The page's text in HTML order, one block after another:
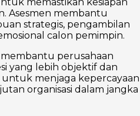
Asesmen membantu
strategis, pengambilan
calon pemimpin.
membantu perusahaan
yang lebih objektif dan
menjaga kepercayaan
organisasi dalam jangka